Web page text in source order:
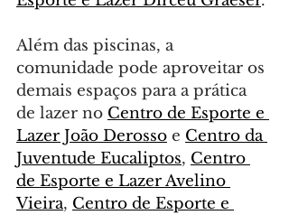
Além das piscinas, a
comunidade pode aproveitar os
demais espaços para a prática
de lazer no Centro de Esporte e
Lazer João Derosso e Centro da
Juventude Eucaliptos, Centro
de Esporte e Lazer Avelino
Vieira, Centro de Esporte e